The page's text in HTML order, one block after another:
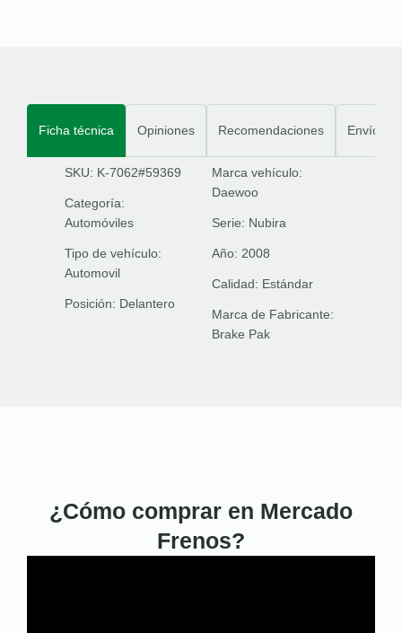
Ficha técnica Opiniones Recomendaciones Envíos
SKU: K-7062#59369
Categoría:
Automóviles
Tipo de vehículo:
Automovil
Posición: Delantero
Marca vehículo:
Daewoo
Serie: Nubira
Año: 2008
Calidad: Estándar
Marca de Fabricante:
Brake Pak
¿Cómo comprar en Mercado
Frenos?